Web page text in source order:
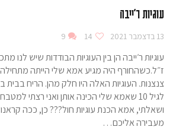
עוגיות ר'ייבה
13 בדצמבר 2021 14
9
עוגיות ר׳ייבה הן בין העוגיות הבודדות שיש לנו
ז״ל.כשהחורף היה מגיע אמא שלי הייתה מתחילה
צנצנות. העוגיות האלה היו חלק מהן. הריח בבית
לגיל 10 שאמא שלי הכינה אותן ואני רצתי
ושאלתי, אמא הכנת עוגיות חול??? כן, ככה קראנו
מעבירה אליכם…